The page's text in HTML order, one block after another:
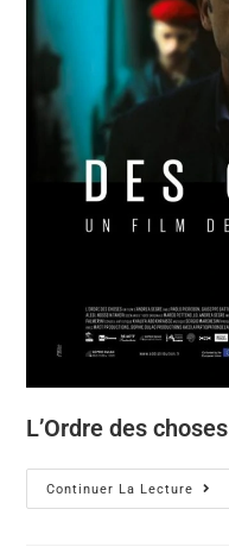
L’Ordre des choses
Continuer La Lecture